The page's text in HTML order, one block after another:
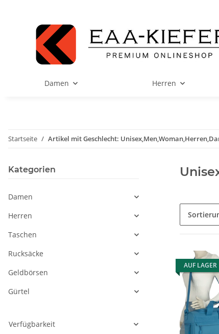
Damen Herren
Startseite Artikel mit Geschlecht:
AUF LAGER
Kategorien
Damen
Herren
Taschen
Rucksäcke
Geldbörsen
Gürtel
Verfügbarkeit